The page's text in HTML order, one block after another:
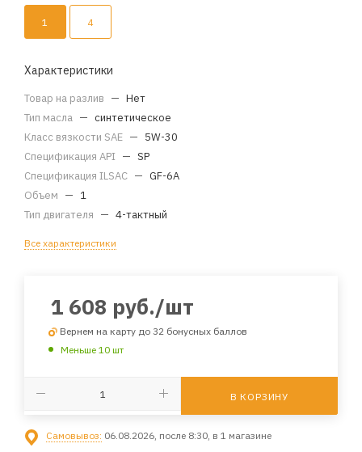
1 4
Характеристики
Товар на разлив — Нет
Тип масла — синтетическое
Класс вязкости SAE — 5W-30
Спецификация API — SP
Спецификация ILSAC — GF-6A
Объем — 1
Тип двигателя — 4-тактный
Все характеристики
1 608 руб./шт
Вернем на карту до 32 бонусных баллов
Меньше 10 шт
В КОРЗИНУ
Самовывоз: 06.08.2026, после 8:30, в 1 магазине